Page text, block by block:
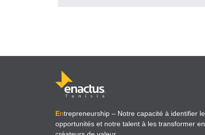
Entrepreneurship – Notre capacité à identifier
opportunités et notre talent à les transformer